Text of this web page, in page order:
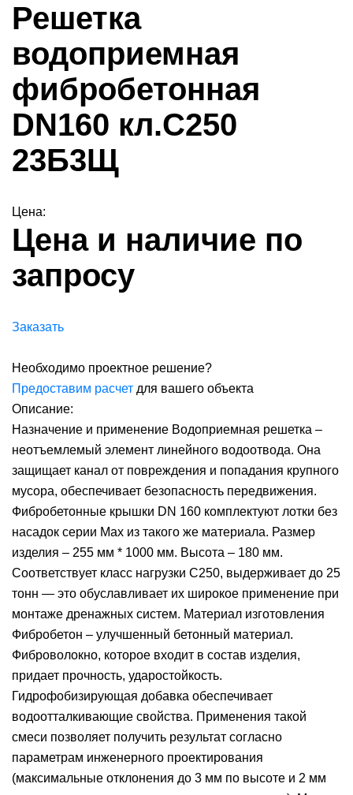
Решетка
водоприемная
фибробетонная
DN160 кл.С250
23Б3Щ
Цена:
Цена и наличие по
запросу
Заказать
Необходимо проектное решение?
Предоставим расчет для вашего объекта
Описание:
Назначение и применение Водоприемная решетка –
неотъемлемый элемент линейного водоотвода. Она
защищает канал от повреждения и попадания крупного
мусора, обеспечивает безопасность передвижения.
Фибробетонные крышки DN 160 комплектуют лотки без
насадок серии Max из такого же материала. Размер
изделия – 255 мм * 1000 мм. Высота – 180 мм.
Соответствует класс нагрузки С250, выдерживает до 25
тонн — это обуславливает их широкое применение при
монтаже дренажных систем. Материал изготовления
Фибробетон – улучшенный бетонный материал.
Фиброволокно, которое входит в состав изделия,
придает прочность, ударостойкость.
Гидрофобизирующая добавка обеспечивает
водоотталкивающие свойства. Применения такой
смеси позволяет получить результат согласно
параметрам инженерного проектирования
(максимальные отклонения до 3 мм по высоте и 2 мм